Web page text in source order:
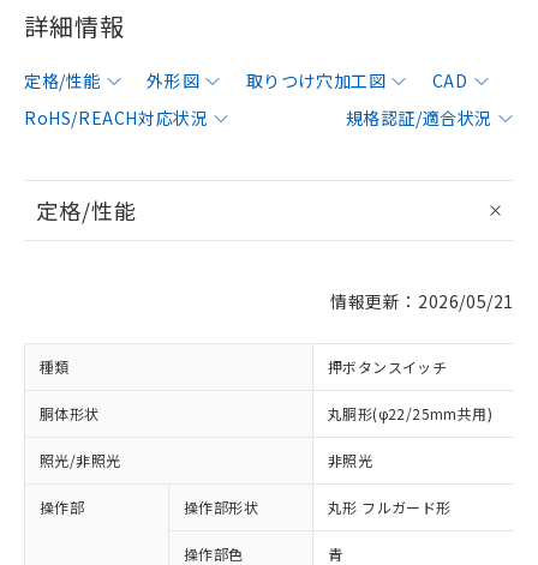
詳細情報
定格/性能 外形図 取りつけ穴加工図
CAD
RoHS/REACH対応状況
規格認証/適合状況
定格/性能
情報更新：2026/05/21
種類 押ボタンスイッチ
胴体形状 丸胴形(φ22/25mm共用)
照光/非照光 非照光
操作部 操作部形状 丸形 フルガード形
操作部色 青